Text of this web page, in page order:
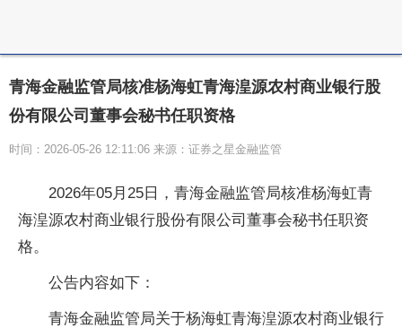
青海金融监管局核准杨海虹青海湟源农村商业银行股
份有限公司董事会秘书任职资格
时间：2026-05-26 12:11:06 来源：证券之星金融监管
2026年05月25日，青海金融监管局核准杨海虹青
海湟源农村商业银行股份有限公司董事会秘书任职资
格。
公告内容如下：
青海金融监管局关于杨海虹青海湟源农村商业银行